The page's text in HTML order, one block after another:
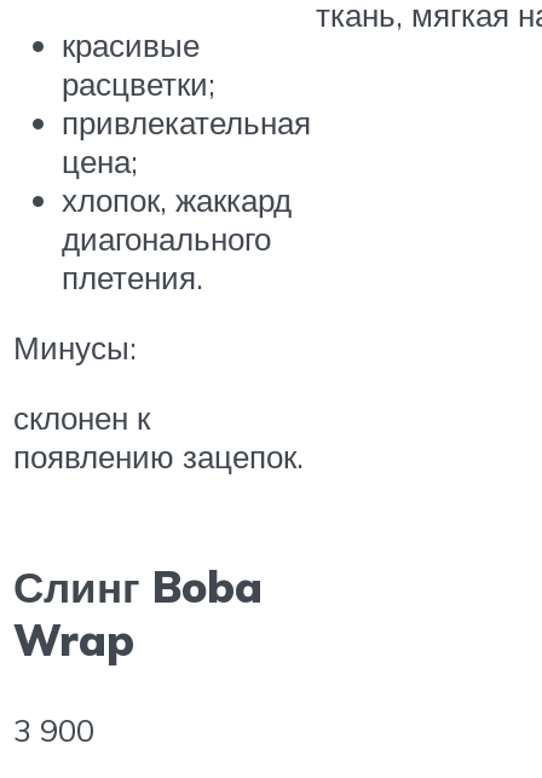
красивые
расцветки;
привлекательная
цена;
хлопок, жаккард
диагонального
плетения.
Минусы:
склонен к
появлению зацепок.
ткань, мягкая
Слинг Boba
Wrap
3 900